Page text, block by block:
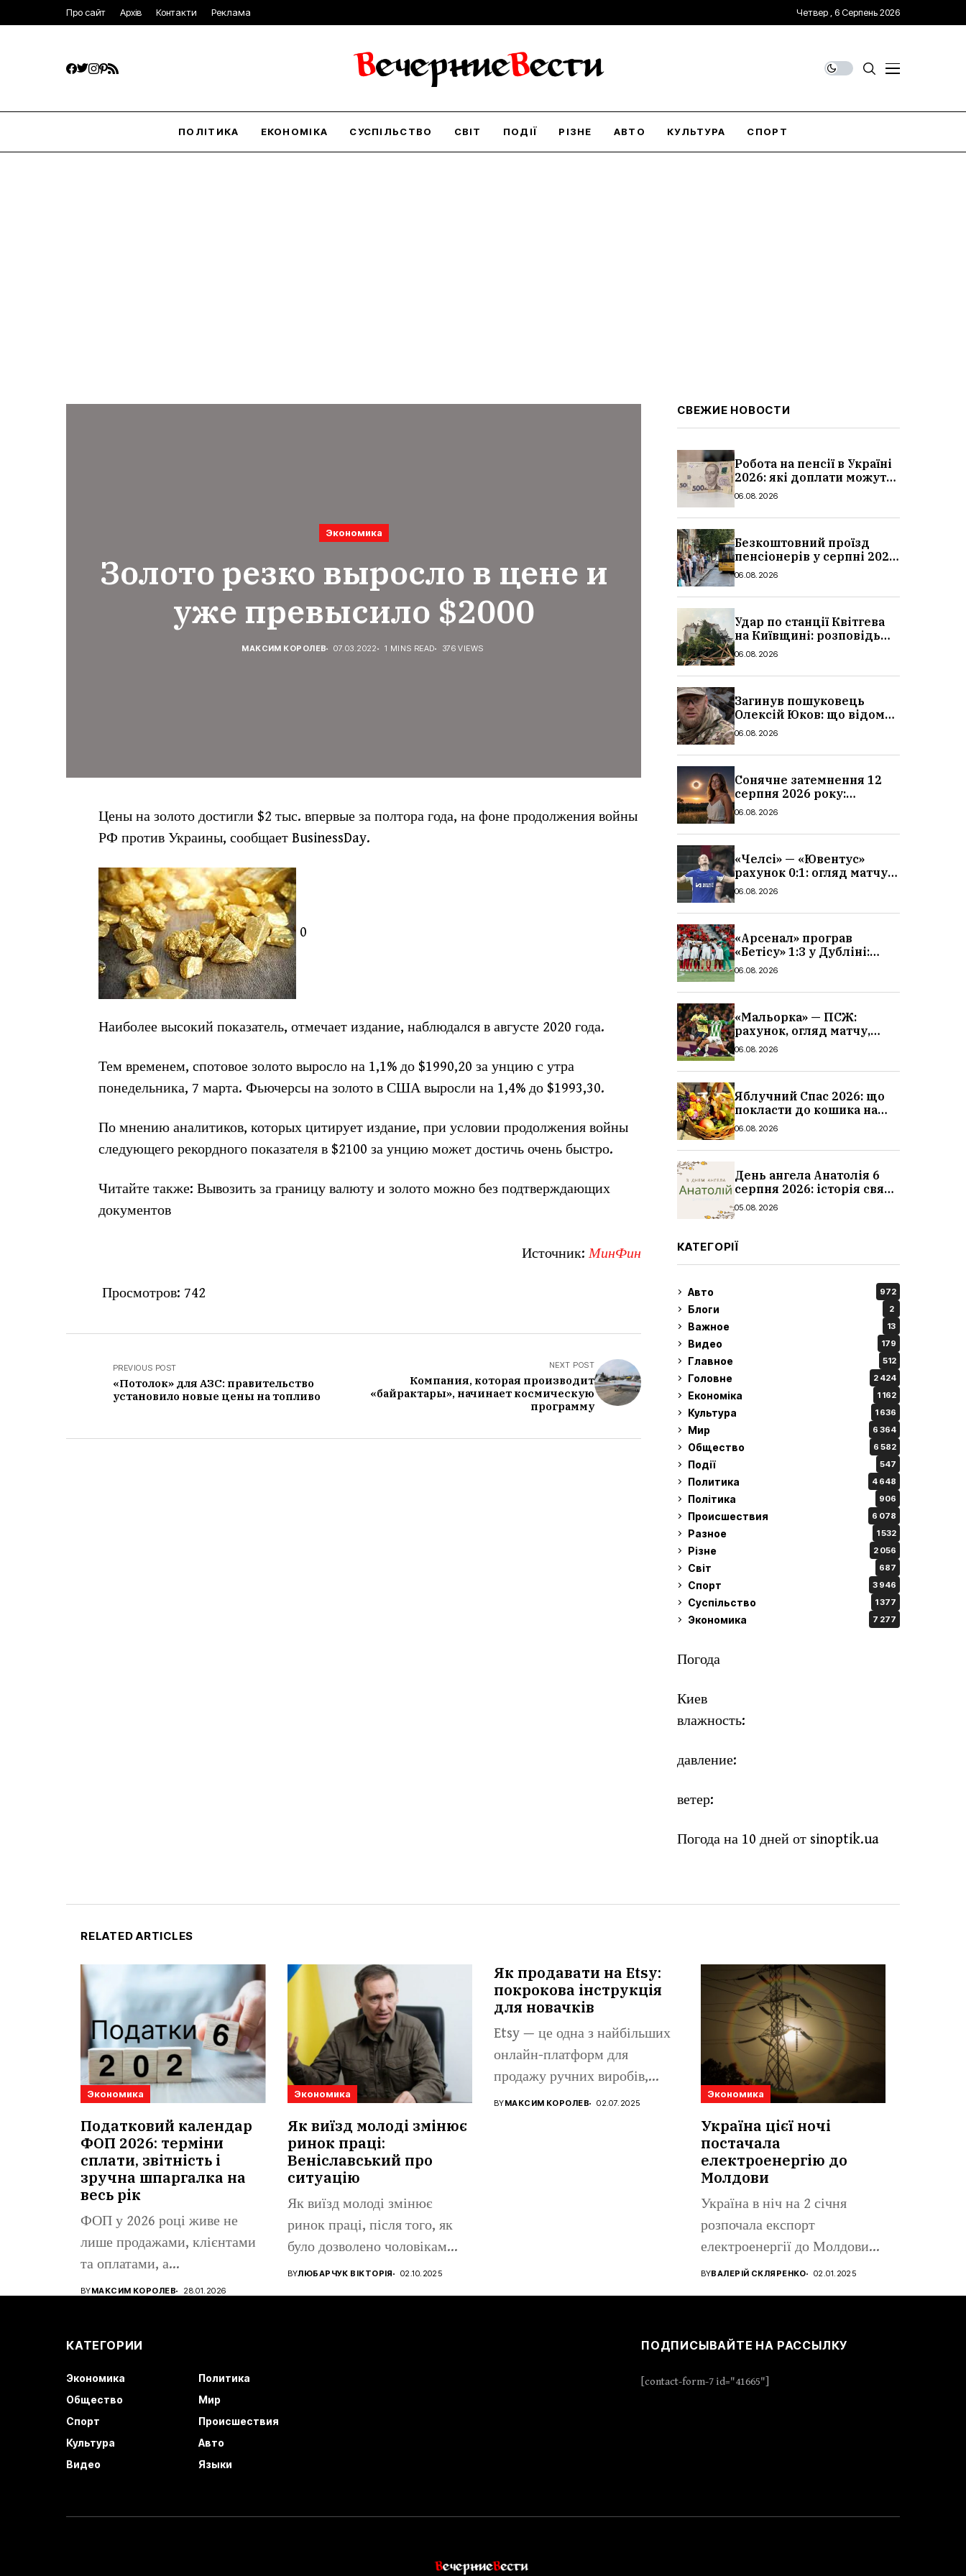
Про сайт Архів Контакти Реклама Четвер , 6 Серпень 2026
ПОЛІТИКА ЕКОНОМІКА СУСПІЛЬСТВО СВІТ ПОДІЇ РІЗНЕ АВТО КУЛЬТУРА СПОРТ
Экономика
Золото резко выросло в цене и
уже превысило $2000
МАКСИМ КОРОЛЕВ 07.03.2022 1 MINS READ 376 VIEWS
Цены на золото достигли $2 тыс. впервые за полтора года, на фоне продолжения войны
РФ против Украины, сообщает BusinessDay.
0
Наиболее высокий показатель, отмечает издание, наблюдался в августе 2020 года.
Тем временем, спотовое золото выросло на 1,1% до $1990,20 за унцию с утра
понедельника, 7 марта. Фьючерсы на золото в США выросли на 1,4% до $1993,30.
По мнению аналитиков, которых цитирует издание, при условии продолжения войны
следующего рекордного показателя в $2100 за унцию может достичь очень быстро.
Читайте также: Вывозить за границу валюту и золото можно без подтверждающих
документов
Источник: МинФин
Просмотров: 742
PREVIOUS POST
«Потолок» для АЗС: правительство
установило новые цены на топливо
NEXT POST
Компания, которая производит
«байрактары», начинает космическую
программу
СВЕЖИЕ НОВОСТИ
Робота на пенсії в Україні
2026: які доплати можуть
скасувати, про що
06.08.2026
Безкоштовний проїзд
пенсіонерів у серпні 2026
в Україні: де діє пільга,
06.08.2026
Удар по станції Квітгева
на Київщині: розповідь
очевидців, як вісім людей
сталося
06.08.2026
Загинув пошуковець
Олексій Юков: що відомо
про його роботу, хто він
06.08.2026
Сонячне затемнення 12
серпня 2026 року:
гороскоп, кому із знаків
06.08.2026
«Челсі» — «Ювентус»
рахунок 0:1: огляд матчу
та вихід Мудрика
06.08.2026
«Арсенал» програв
«Бетісу» 1:3 у Дубліні:
огляд матчу та всі голи
06.08.2026
«Мальорка» — ПСЖ:
рахунок, огляд матчу,
голи та склад парижан
06.08.2026
Яблучний Спас 2026: що
покласти до кошика на
освячення, які фрукти,
06.08.2026
День ангела Анатолія 6
серпня 2026: історія свята,
значення імені,
05.08.2026
КАТЕГОРІЇ
Авто 972
Блоги 2
Важное 13
Видео 179
Главное 512
Головне 2 424
Економіка 1 162
Культура 1 636
Мир 6 364
Общество 6 582
Події 547
Политика 4 648
Політика 906
Происшествия 6 078
Разное 1 532
Різне 2 056
Світ 687
Спорт 3 946
Суспільство 1 377
Экономика 7 277
Погода
Киев
влажность:
давление:
ветер:
Погода на 10 дней от sinoptik.ua
RELATED ARTICLES
Экономика
Податковий календар
ФОП 2026: терміни
сплати, звітність і
зручна шпаргалка на
весь рік
ФОП у 2026 році живе не
лише продажами, клієнтами
та оплатами, а...
BYМАКСИМ КОРОЛЕВ 28.01.2026
Экономика
Як виїзд молоді змінює
ринок праці:
Веніславський про
ситуацію
Як виїзд молоді змінює
ринок праці, після того, як
було дозволено чоловікам...
BYЛЮБАРЧУК ВІКТОРІЯ 02.10.2025
Як продавати на Etsy:
покрокова інструкція
для новачків
Etsy — це одна з найбільших
онлайн-платформ для
продажу ручних виробів,
вінтажних...
BYМАКСИМ КОРОЛЕВ 02.07.2025
Экономика
Україна цієї ночі
постачала
електроенергію до
Молдови
Україна в ніч на 2 січня
розпочала експорт
електроенергії до Молдови
для...
BYВАЛЕРІЙ СКЛЯРЕНКО 02.01.2025
КАТЕГОРИИ
Экономика
Политика
Общество
Мир
Спорт
Происшествия
Культура
Авто
Видео
Языки
ПОДПИСЫВАЙТЕ НА РАССЫЛКУ
[contact-form-7 id="41665"]